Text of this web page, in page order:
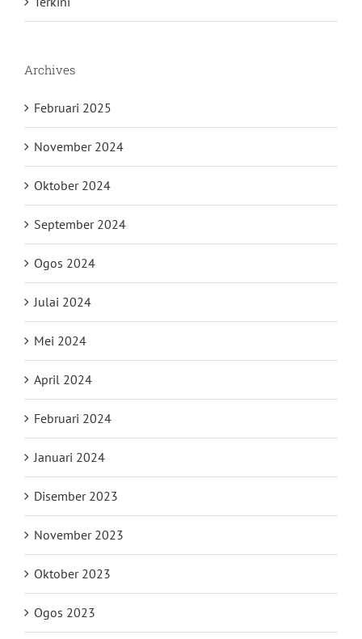
Archives
Februari 2025
November 2024
Oktober 2024
September 2024
Ogos 2024
Julai 2024
Mei 2024
April 2024
Februari 2024
Januari 2024
Disember 2023
November 2023
Oktober 2023
Ogos 2023